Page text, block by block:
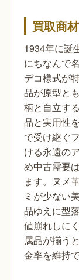
買取商
1934年に誕
にちなんで
デコ様式が
品が原型と
柄と自立す
品と実用性
で受け継ぐ
ける永遠の
め中古需要
ます。ヌメ
ミが少ない
品ゆえに型
値崩れしに
属品が揃う
金率を維持